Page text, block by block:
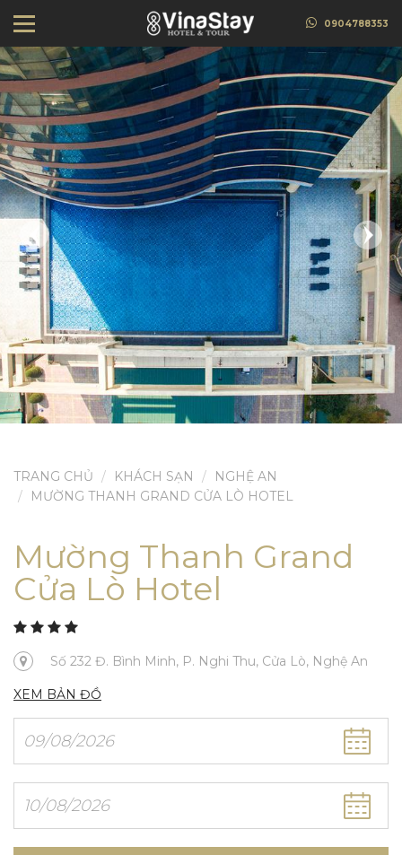
0904788353
TRANG CHỦ KHÁCH SẠN
NGHỆ AN
MƯỜNG THANH GRAND CỬA LÒ HOTEL
Mường Thanh Grand
Cửa Lò Hotel
Số 232 Đ. Bình Minh, P. Nghi Thu, Cửa Lò, Nghệ An
XEM BẢN ĐỒ